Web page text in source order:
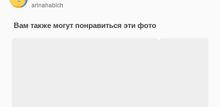
arinahabich
Вам также могут понравиться эти фото